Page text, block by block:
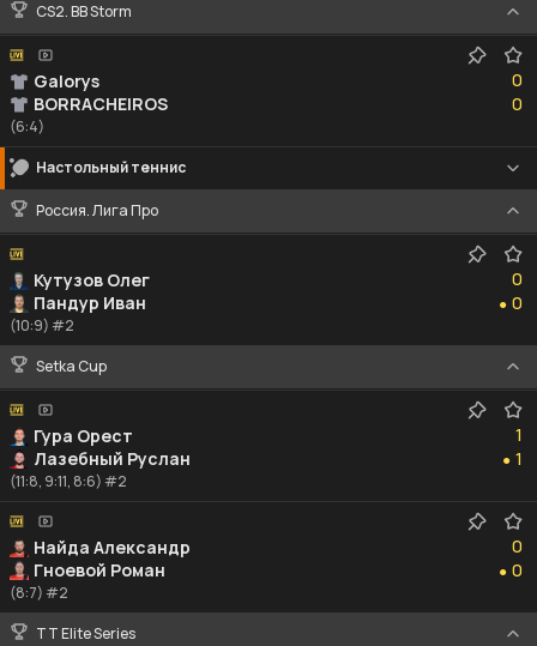
CS2. BB Storm
Galorys
BORRACHEIROS
0
0
0
0
(6:4)
Настольный теннис
Россия. Лига Про
Кутузов Олег
Пандур Иван
0
0
●
0
0
(10:9) #2
Setka Cup
Гура Орест
Лазебный Руслан
1
1
●
1
1
(11:8, 9:11, 8:6) #2
Найда Александр
Гноевой Роман
0
0
●
0
0
(8:7) #2
TT Elite Series